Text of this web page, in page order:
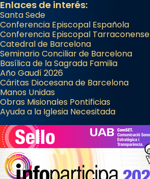
Enlaces de interés:
Santa Sede
Conferencia Episcopal Española
Conferencia Episcopal Tarraconense
Catedral de Barcelona
Seminario Conciliar de Barcelona
Basílica de la Sagrada Familia
Año Gaudí 2026
Cáritas Diocesana de Barcelona
Manos Unidas
Obras Misionales Pontificias
Ayuda a la Iglesia Necesitada